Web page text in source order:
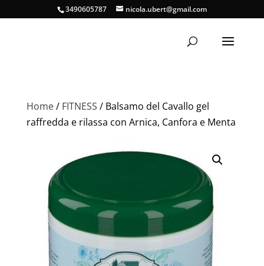
3490605787 nicola.ubert@gmail.com
Home/ FITNESS / Balsamo del Cavallo gel
raffredda e rilassa con Arnica, Canfora e Menta